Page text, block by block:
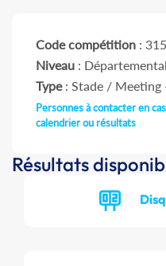
Code compétition :
Niveau : Départemental
Type: Stade / Meeting
Personnes à contacter en
calendrier ou résultats
Résultats